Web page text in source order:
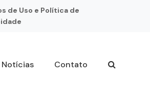
de Uso e Política de
Notícias Contato